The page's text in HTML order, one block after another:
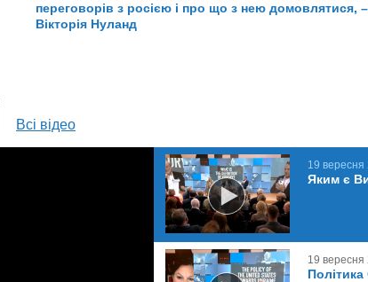
переговорів з росією і про що з нею домовлятися, –
Вікторія Нуланд
Всі відео
19 вересня
Яким є
19 вересня